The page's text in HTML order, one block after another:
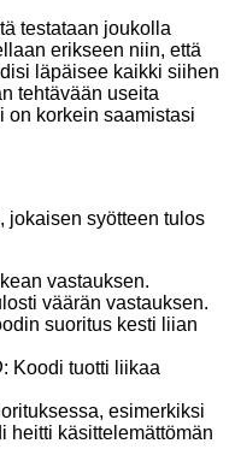
testataan joukolla
erikseen niin, että
läpäisee kaikki siihen
tehtävään useita
on korkein saamistasi
jokaisen syötteen tulos
vastauksen.
väärän vastauksen.
suoritus kesti liian
: Koodi tuotti liikaa
esimerkiksi
heitti käsittelemättömän